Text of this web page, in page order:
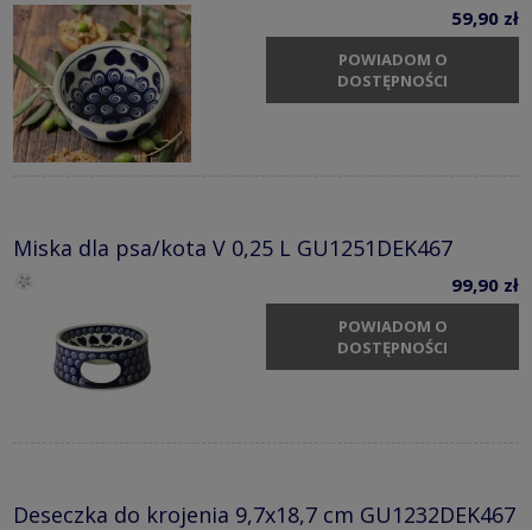
59,90 zł
POWIADOM O
DOSTĘPNOŚCI
Miska dla psa/kota V 0,25 L GU1251DEK467
99,90 zł
POWIADOM O
DOSTĘPNOŚCI
Deseczka do krojenia 9,7x18,7 cm GU1232DEK467